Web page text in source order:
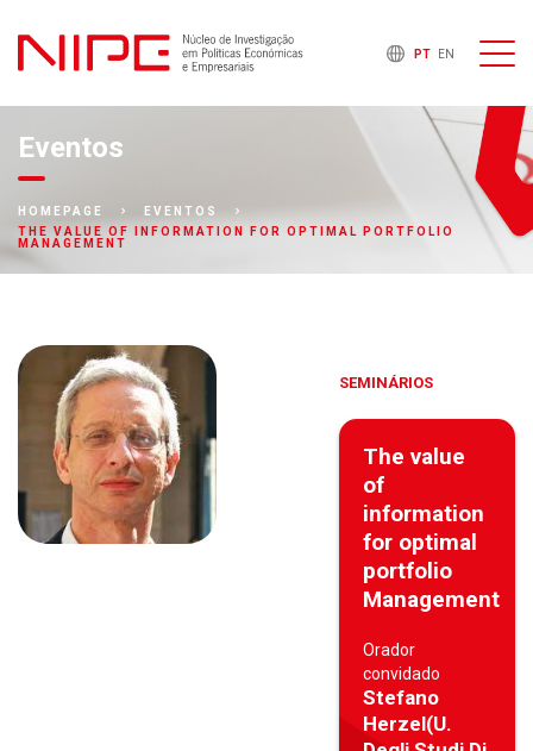
PT EN
Eventos
HOMEPAGE
EVENTOS
THE VALUE OF INFORMATION FOR OPTIMAL PORTFOLIO
MANAGEMENT
SEMINÁRIOS
The value
of
information
for optimal
portfolio
Management
Orador
convidado
Stefano
Herzel(U.